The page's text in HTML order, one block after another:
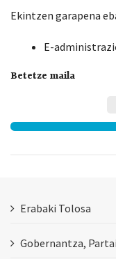
Ekintzen garapena
E-
Betetze maila
Erabaki Tolosa
Gobernantza,